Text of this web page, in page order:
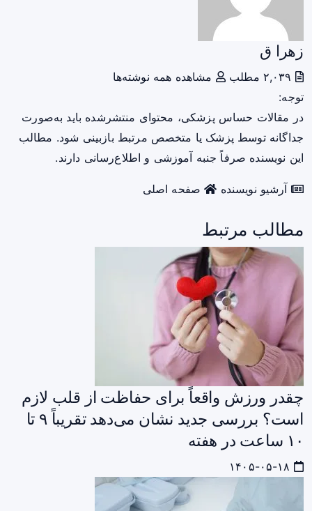
زهرا ق
مشاهده همه نوشته‌ها
توجه:
در مقالات حساس پزشکی، محتوای منتشرشده باید به‌صورت
جداگانه توسط پزشک یا متخصص مرتبط بازبینی شود. مطالب
این نویسنده صرفاً جنبه آموزشی و اطلاع‌رسانی دارند.
آرشیو نویسنده صفحه اصلی
مطالب مرتبط
چقدر ورزش واقعاً برای حفاظت از قلب لازم
است؟ بررسی جدید نشان می‌دهد تقریباً ۹ تا
۱۰ ساعت در هفته